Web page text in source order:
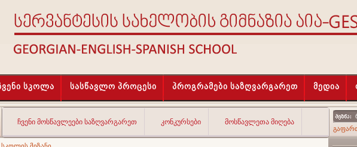
სკოლა სასწავლო პროცესი პროგრამები საზღვარგარეთ მედია
ᲩᲕᲔᲜᲘ ᲛᲝᲡᲬᲐᲕᲚᲔᲔᲑᲘ ᲡᲐᲖᲦᲕᲐᲠᲒᲐᲠᲔᲗ ᲙᲝᲜᲙᲣᲠᲡᲔᲑᲘ ᲛᲝᲡᲬᲐᲕᲚᲔᲗᲐ ᲛᲘᲦᲔᲑᲐ